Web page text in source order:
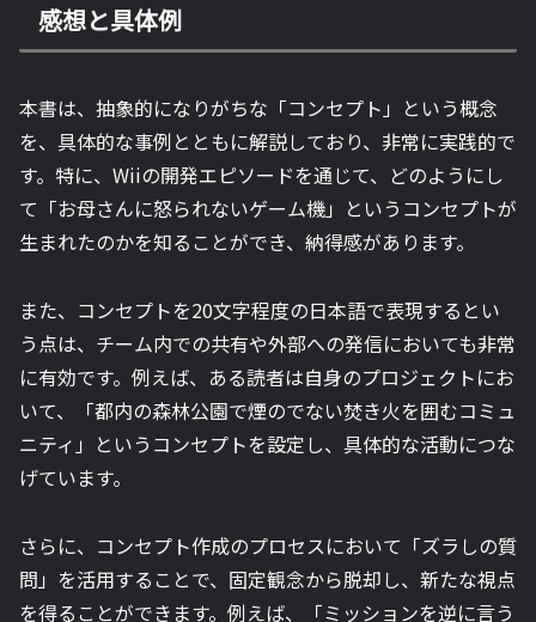
感想と具体例
本書は、抽象的になりがちな「コンセプト」という概念
を、具体的な事例とともに解説しており、非常に実践的で
す。特に、Wiiの開発エピソードを通じて、どのようにし
て「お母さんに怒られないゲーム機」というコンセプトが
生まれたのかを知ることができ、納得感があります。
また、コンセプトを20文字程度の日本語で表現するとい
う点は、チーム内での共有や外部への発信においても非常
に有効です。例えば、ある読者は自身のプロジェクトにお
いて、「都内の森林公園で煙のでない焚き火を囲むコミュ
ニティ」というコンセプトを設定し、具体的な活動につな
げています。
さらに、コンセプト作成のプロセスにおいて「ズラしの質
問」を活用することで、固定観念から脱却し、新たな視点
を得ることができます。例えば、「ミッションを逆に言う